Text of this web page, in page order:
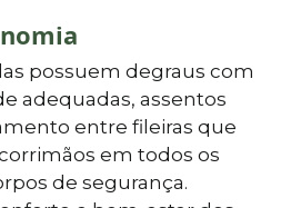
possuem degraus com
adequadas, assentos
entre fileiras que
em todos os
de segurança.